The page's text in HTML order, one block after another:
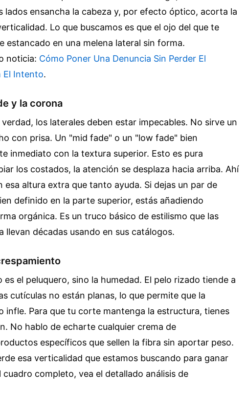
lados ensancha la cabeza y, por efecto óptico, acorta la
Lo que buscamos es que el ojo del que te
estancado en una melena lateral sin forma.
noticia: Cómo Poner Una Denuncia Sin Perder El
El Intento.
y la corona
los laterales deben estar impecables. No sirve un
con prisa. Un "mid fade" o un "low fade" bien
inmediato con la textura superior. Esto es pura
los costados, la atención se desplaza hacia arriba. Ahí
altura extra que tanto ayuda. Si dejas un par de
definido en la parte superior, estás añadiendo
orgánica. Es un truco básico de estilismo que las
llevan décadas usando en sus catálogos.
es el peluquero, sino la humedad. El pelo rizado tiende a
cutículas no están planas, lo que permite que la
infle. Para que tu corte mantenga la estructura, tienes
No hablo de echarte cualquier crema de
específicos que sellen la fibra sin aportar peso.
esa verticalidad que estamos buscando para ganar
cuadro completo, vea el detallado análisis de